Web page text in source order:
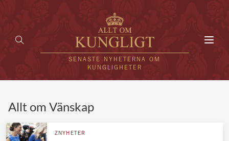
SENASTE NYHETERNA OM
KUNGLIGHETER
Allt om Vänskap
ZNYHETER